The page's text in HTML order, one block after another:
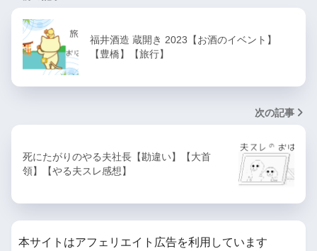
福井酒造 蔵開き 2023【お酒のイベント】
【豊橋】【旅行】
次の記事
死にたがりのやる夫社長【勘違い】【大首
領】【やる夫スレ感想】
本サイトはアフェリエイト広告を利用しています